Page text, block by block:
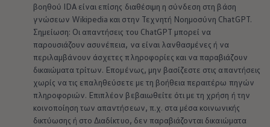
βοηθού IDA είναι επίσης διαθέσιμη η σύνδεση στη βάση
γνώσεων Wikipedia και στην Τεχνητή Νοημοσύνη ChatGPT.
Σημείωση: Οι απαντήσεις του ChatGPT μπορεί να
παρουσιάζουν ασυνέπεια, να είναι λανθασμένες ή να
περιλαμβάνουν άσχετες πληροφορίες και να παραβιάζουν
δικαιώματα τρίτων. Επομένως, μην βασίζεστε στις απαντήσεις
χωρίς να τις επαληθεύσετε με τη βοήθεια περαιτέρω πηγών
πληροφοριών. Επιπλέον βεβαιωθείτε ότι με τη χρήση ή την
κοινοποίηση των απαντήσεων, π.χ. στα μέσα κοινωνικής
δικτύωσης ή στο Διαδίκτυο, δεν παραβιάζονται δικαιώματα